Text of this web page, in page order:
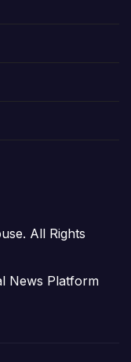
All Rights
News Platform